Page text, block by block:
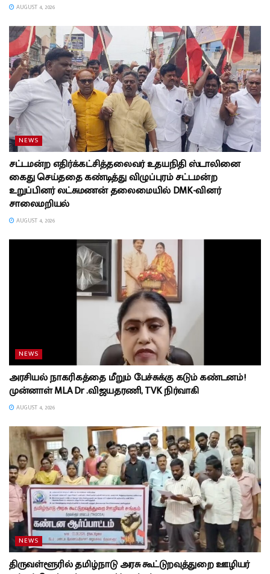
AUGUST 4, 2026
NEWS
சட்டமன்ற எதிர்க்கட்சித்தலைவர் உதயநிதி ஸ்டாலினை
கைது செய்ததை கண்டித்து விழுப்புரம் சட்டமன்ற
உறுப்பினர் லட்சுமணன் தலைமையில் DMK-வினர்
சாலைமறியல்
AUGUST 4, 2026
NEWS
அரசியல் நாகரிகத்தை மீறும் பேச்சுக்கு கடும் கண்டனம்!
முன்னாள் MLA Dr .விஜயதரணி, TVK நிர்வாகி
AUGUST 4, 2026
NEWS
திருவள்ளூரில் தமிழ்நாடு அரசு கூட்டுறவுத்துறை ஊழியர்